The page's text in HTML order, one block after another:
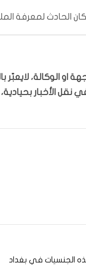
الحادث لمعرفة
او الوكالة،
الأخبار